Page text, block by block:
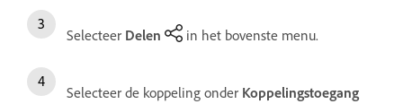
Selecteer Delen in het bovenste menu.
Selecteer de koppeling onder Koppelingstoegang